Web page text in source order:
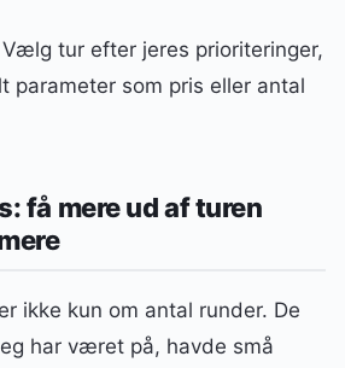
Vælg tur efter jeres prioriteringer,
parameter som pris eller antal
få mere ud af turen
ikke kun om antal runder. De
har været på, havde små